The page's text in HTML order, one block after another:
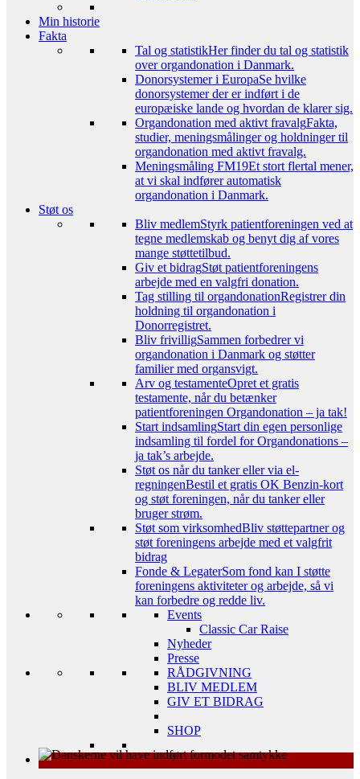
Min historie
Fakta
Tal og statistikHer finder du tal og statistik
over organdonation i Danmark.
Donorsystemer i EuropaSe hvilke
donorsystemer der er indført i de
europæiske lande og hvordan de klarer sig.
Organdonation med aktivt fravalgFakta,
studier, meningsmålinger og holdninger til
organdonation med aktivt fravalg.
Meningsmåling FM19Et stort flertal mener,
at vi skal indfører automatisk
organdonation i Danmark.
Støt os
Bliv medlemStyrk patientforeningen ved at
tegne medlemskab og benyt dig af vores
mange støttetilbud.
Giv et bidragStøt patientforeningens
arbejde med en valgfri donation.
Tag stilling til organdonationRegistrer din
holdning til organdonation i
Donorregistret.
Bliv frivilligSammen forbedrer vi
organdonation i Danmark og støtter
familier med organsvigt.
Arv og testamenteOpret et gratis
testamente, når du betænker
patientforeningen Organdonation – ja tak!
Start indsamlingStart din egen personlige
indsamling til fordel for Organdonations –
ja tak’s arbejde.
Støt os når du tanker eller via el-
regningenBestil et gratis OK Benzin-kort
og støt foreningen, når du tanker eller
bruger strøm.
Støt som virksomhedBliv støttepartner og
støt foreningens arbejde med et valgfrit
bidrag
Fonde & LegaterSom fond kan I støtte
foreningens aktiviteter og arbejde, så vi
kan forbedre og redde liv.
Events
Classic Car Raise
Nyheder
Presse
RÅDGIVNING
BLIV MEDLEM
GIV ET BIDRAG
SHOP